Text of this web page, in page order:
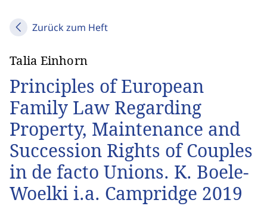
Zurück zum Heft
Talia Einhorn
Principles of European
Family Law Regarding
Property, Maintenance and
Succession Rights of Couples
in de facto Unions. K. Boele-
Woelki i.a. Campridge 2019